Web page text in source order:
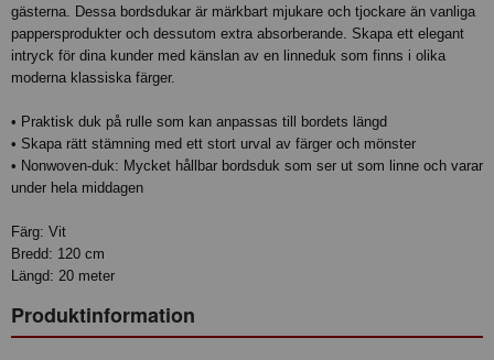
gästerna. Dessa bordsdukar är märkbart mjukare och tjockare än vanliga
pappersprodukter och dessutom extra absorberande. Skapa ett elegant
intryck för dina kunder med känslan av en linneduk som finns i olika
moderna klassiska färger.
• Praktisk duk på rulle som kan anpassas till bordets längd
• Skapa rätt stämning med ett stort urval av färger och mönster
• Nonwoven-duk: Mycket hållbar bordsduk som ser ut som linne och varar
under hela middagen
Färg: Vit
Bredd: 120 cm
Längd: 20 meter
Produktinformation